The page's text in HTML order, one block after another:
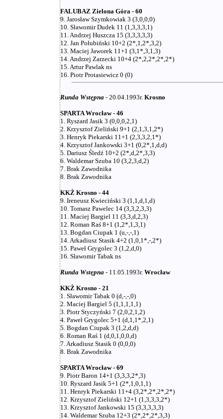
FALUBAZ Zielona Góra - 60
9. Jarosław Szymkowiak 3 (3,0,0,0)
10. Sławomir Dudek 11 (1,3,3,3,1)
11. Andrzej Huszcza 15 (3,3,3,3,3)
12. Jan Połubiński 10+2 (2*,1,2*,3,2)
13. Maciej Jaworek 11+1 (3,1*,3,1,3)
14. Andrzej Zarzecki 10+4 (2*,2,2*,2*,2*)
15. Artur Pawlak ns
16. Piotr Protasiewicz 0 (0)
Runda Wstępna - 20.04.1993r. Krosno
SPARTA Wrocław - 46
1. Ryszard Jasik 3 (0,0,0,2,1)
2. Krzysztof Zieliński 9+1 (2,1,3,1,2*)
3. Henryk Piekarski 11+1 (2,3,3,2,1*)
4. Krzysztof Jankowski 3+1 (0,2*,1,d,d)
5. Dariusz Śledź 10+2 (2*,d,2*,3,3)
6. Waldemar Szuba 10 (3,2,3,d,2)
7. Brak Zawodnika
8. Brak Zawodnika
KKŻ Krosno - 44
9. Ireneusz Kwieciński 3 (1,1,d,1,d)
10. Tomasz Pawelec 14 (3,3,2,3,3)
11. Maciej Bargiel 11 (3,3,d,2,3)
12. Roman Raś 8+1 (1,2*,1,3,1)
13. Bogdan Ciupak 1 (u,-,-,1)
14. Arkadiusz Stasik 4+2 (1,0,1*,-,2*)
15. Paweł Grygolec 3 (1,2,d,0)
16. Sławomir Tabak ns
Runda Wstępna - 11.05.1993r. Wrocław
KKŻ Krosno - 21
1. Sławomir Tabak 0 (d,-,-,0)
2. Maciej Bargiel 5 (1,1,1,1,1)
3. Piotr Styczyński 7 (2,0,2,1,2)
4. Paweł Grygolec 5+1 (d,1,1*,2,1)
5. Bogdan Ciupak 3 (1,2,d,d)
6. Roman Raś 1 (d,0,1,0,0,d)
7. Arkadiusz Stasik 0 (0,0,0)
8. Brak Zawodnika
SPARTA Wrocław - 69
9. Piotr Baron 14+1 (3,3,3,2*,3)
10. Ryszard Jasik 5+1 (2*,1,0,1,1)
11. Henryk Piekarski 11+4 (3,2*,2*,2*,2*)
12. Krzysztof Zieliński 12+1 (1,3,3,3,2*)
13. Krzysztof Jankowski 15 (3,3,3,3,3)
14. Waldemar Szuba 12+3 (2*,2*,2*,3,3)